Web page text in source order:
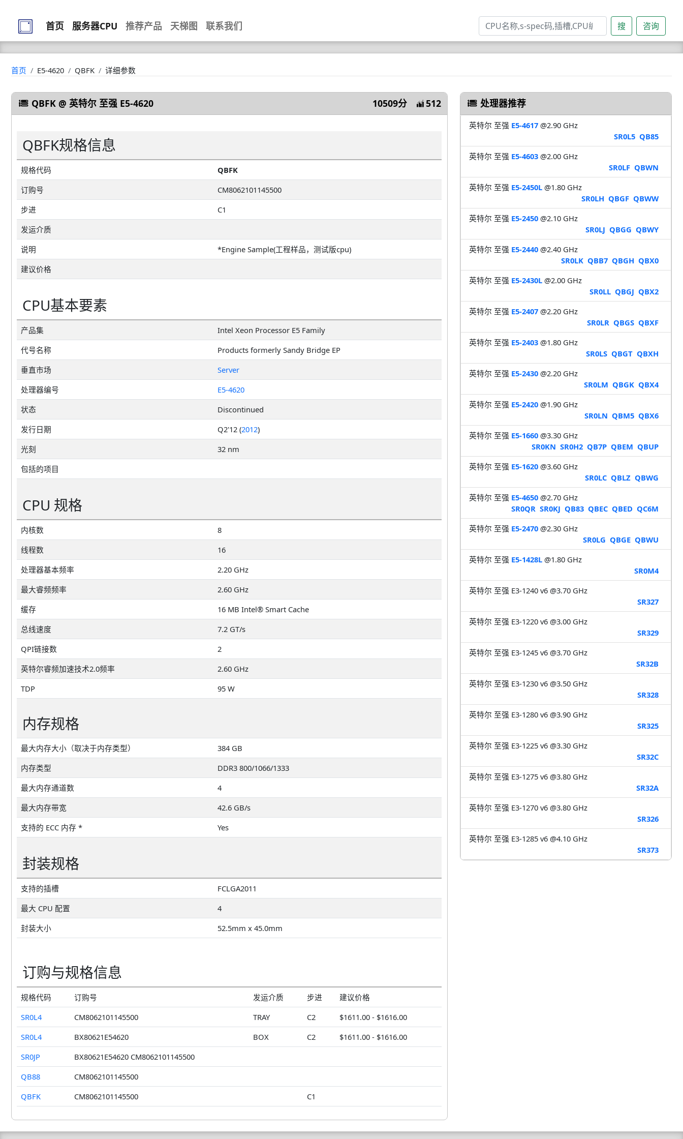
首页 服务器CPU 推荐产品 天梯图 联系我们 搜 咨询
首页 E5-4620 QBFK 详细参数
QBFK @ 英特尔 至强 E5-4620 10509分 512
QBFK规格信息
规格代码
QBFK
订购号
CM8062101145500
步进
C1
发运介质
说明
*Engine Sample(工程样品，测试版cpu)
建议价格
CPU基本要素
产品集
Intel Xeon Processor E5 Family
代号名称
Products formerly Sandy Bridge EP
垂直市场
Server
处理器编号
E5-4620
状态
Discontinued
发行日期
Q2'12 (2012)
光刻
32 nm
包括的项目
CPU 规格
内核数
8
线程数
16
处理器基本频率
2.20 GHz
最大睿频频率
2.60 GHz
缓存
16 MB Intel® Smart Cache
总线速度
7.2 GT/s
QPI链接数
2
英特尔睿频加速技术2.0频率
2.60 GHz
TDP
95 W
内存规格
最大内存大小（取决于内存类型）
384 GB
内存类型
DDR3 800/1066/1333
最大内存通道数
4
最大内存带宽
42.6 GB/s
支持的 ECC 内存 *
Yes
封装规格
支持的插槽
FCLGA2011
最大 CPU 配置
4
封装大小
52.5mm x 45.0mm
订购与规格信息
规格代码 订购号 发运介质 步进
建议价格
SR0L4
CM8062101145500 TRAY C2
$1611.00 - $1616.00
SR0L4
BX80621E54620 BOX C2
$1611.00 - $1616.00
SR0JP
BX80621E54620 CM8062101145500
QB88
CM8062101145500
QBFK
CM8062101145500 C1
处理器推荐
英特尔 至强 E5-4617@2.90 GHz
SR0L5 QB85
英特尔 至强 E5-4603@2.00 GHz
SR0LF QBWN
英特尔 至强 E5-2450L@1.80 GHz
SR0LH QBGF QBWW
英特尔 至强 E5-2450@2.10 GHz
SR0LJ QBGG QBWY
英特尔 至强 E5-2440@2.40 GHz
SR0LK QBB7 QBGH QBX0
英特尔 至强 E5-2430L@2.00 GHz
SR0LL QBGJ QBX2
英特尔 至强 E5-2407@2.20 GHz
SR0LR QBGS QBXF
英特尔 至强 E5-2403@1.80 GHz
SR0LS QBGT QBXH
英特尔 至强 E5-2430@2.20 GHz
SR0LM QBGK QBX4
英特尔 至强 E5-2420@1.90 GHz
SR0LN QBM5 QBX6
英特尔 至强 E5-1660@3.30 GHz
SR0KN SR0H2 QB7P QBEM QBUP
英特尔 至强 E5-1620@3.60 GHz
SR0LC QBLZ QBWG
英特尔 至强 E5-4650@2.70 GHz
SR0QR SR0KJ QB83 QBEC QBED QC6M
英特尔 至强 E5-2470@2.30 GHz
SR0LG QBGE QBWU
英特尔 至强 E5-1428L@1.80 GHz
SR0M4
英特尔 至强 E3-1240 v6 @3.70 GHz
SR327
英特尔 至强 E3-1220 v6 @3.00 GHz
SR329
英特尔 至强 E3-1245 v6 @3.70 GHz
SR32B
英特尔 至强 E3-1230 v6 @3.50 GHz
SR328
英特尔 至强 E3-1280 v6 @3.90 GHz
SR325
英特尔 至强 E3-1225 v6 @3.30 GHz
SR32C
英特尔 至强 E3-1275 v6 @3.80 GHz
SR32A
英特尔 至强 E3-1270 v6 @3.80 GHz
SR326
英特尔 至强 E3-1285 v6 @4.10 GHz
SR373